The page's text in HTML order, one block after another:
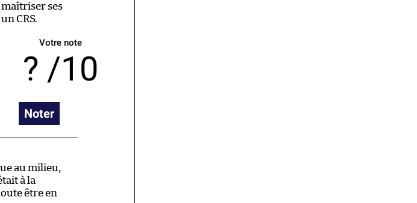
ses
CRS.
Votre note
/10
Noter
au milieu,
à la
être en